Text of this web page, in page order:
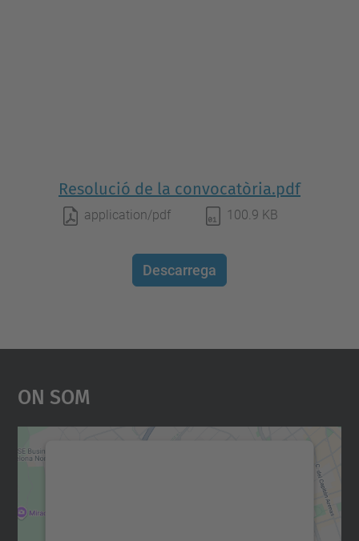
Resolució de la convocatòria.pdf
application/pdf 100.9 KB
Descarrega
On Som